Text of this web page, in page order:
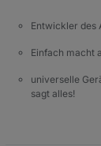
Entwickler des
Einfach macht
universelle
sagt alles!